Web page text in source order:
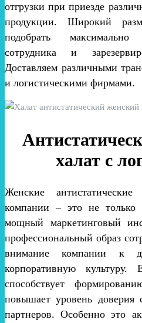
отгрузки при приезде
продукции. Широкий
подобрать
сотрудника и
Доставляем различными
и логистическими фирмами.
халат с
Женские
компании – это не
мощный маркетинговый
профессиональный образ
внимание компании к
корпоративную
способствует
повышает уровень доверия
партнеров. Особенно это